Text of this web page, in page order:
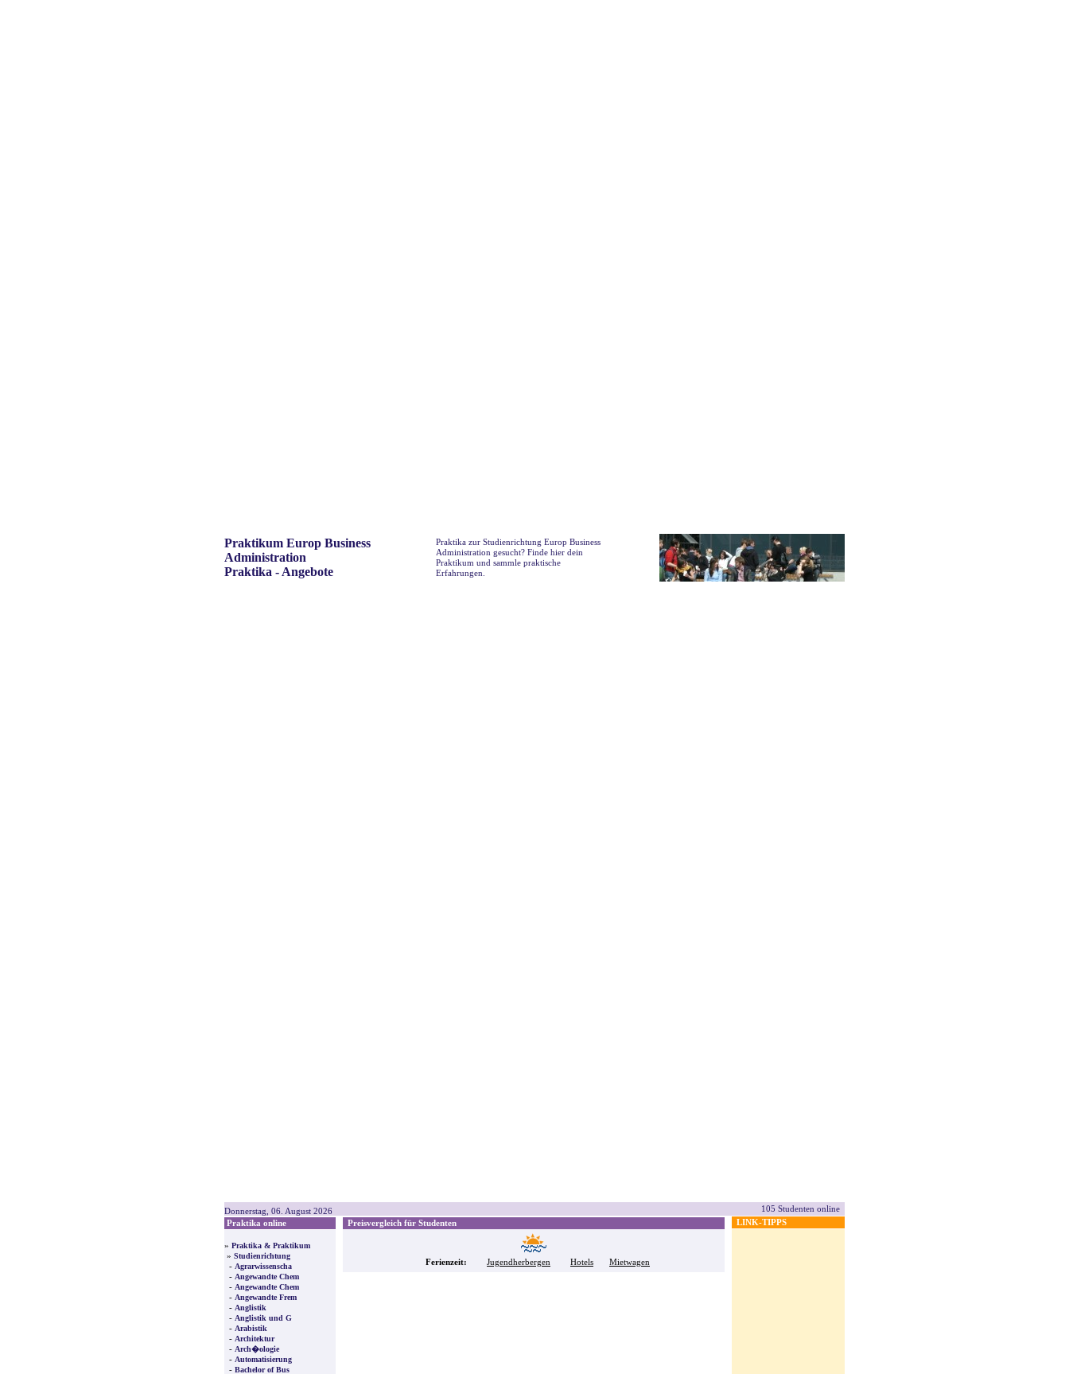
Praktikum Europ Business
Administration
Praktika - Angebote
Praktika zur Studienrichtung Europ Business
Administration gesucht? Finde hier dein
Praktikum und sammle praktische
Erfahrungen.
Donnerstag, 06. August 2026
105 Studenten online
Praktika online
» Praktika & Praktikum
» Studienrichtung
- Agrarwissenscha
- Angewandte Chem
- Angewandte Chem
- Angewandte Frem
- Anglistik
- Anglistik und G
- Arabistik
- Architektur
- Arch�ologie
- Automatisierung
- Bachelor of Bus
Preisvergleich für Studenten
Ferienzeit: Jugendherbergen Hotels Mietwagen
LINK-TIPPS